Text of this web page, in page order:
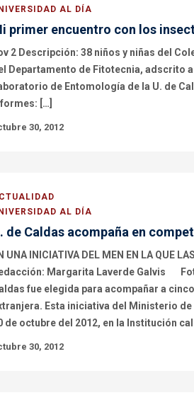
AL DÍA
primer encuentro con los
2 Descripción: 38 niños y niñas del
Departamento de Fitotecnia, adscrito
de Entomología de la U. de
[…]
30, 2012
AL DÍA
de Caldas acompaña en
UNA INICIATIVA DEL MEN EN LA QUE
Margarita Laverde Galvis
fue elegida para acompañar a
Esta iniciativa del Ministerio
de octubre del 2012, en la Institución
30, 2012